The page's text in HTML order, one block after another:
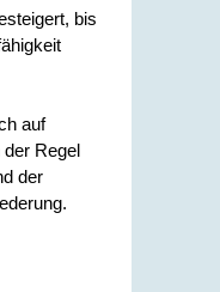
bis
auf
der Regel
der